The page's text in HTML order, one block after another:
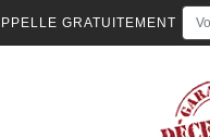
GRATUITEMENT